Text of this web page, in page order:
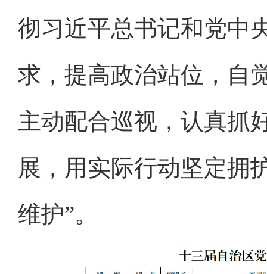
彻习近平总书记和党中
求，提高政治站位，自
主动配合巡视，认真抓
展，用实际行动坚定拥
维护”。